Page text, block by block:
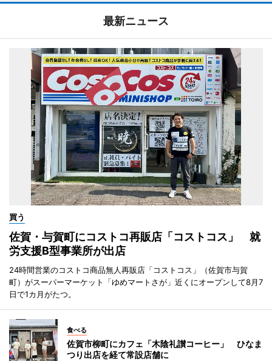
最新ニュース
買う
佐賀・与賀町にコストコ再販店「コストコス」 就
労支援B型事業所が出店
24時間営業のコストコ商品無人再販店「コストコス」（佐賀市与賀
町）がスーパーマーケット「ゆめマートさが」近くにオープンして8月7
日で1カ月がたつ。
食べる
佐賀市柳町にカフェ「木陰礼讃コーヒー」 ひなま
つり出店を経て常設店舗に